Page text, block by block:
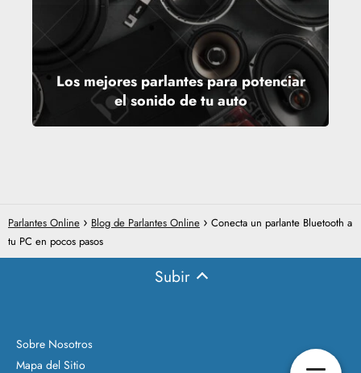
Los mejores parlantes para potenciar
el sonido de tu auto
Parlantes Online Blog de Parlantes Online
Conecta un parlante Bluetooth a
tu PC en pocos pasos
Subir
Sobre Nosotros
Mapa del Sitio